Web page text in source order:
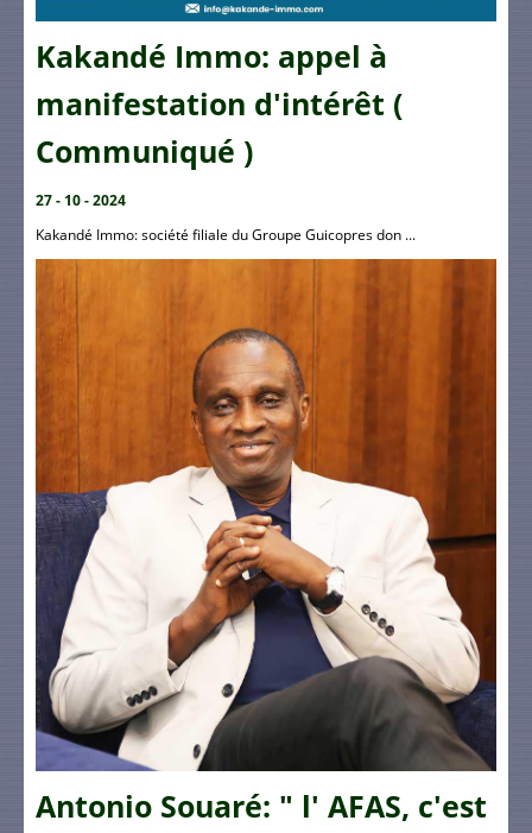
Kakandé Immo: appel à
manifestation d'intérêt (
Communiqué )
27 - 10 - 2024
Kakandé Immo: société filiale du Groupe Guicopres don ...
Antonio Souaré: " l' AFAS, c'est